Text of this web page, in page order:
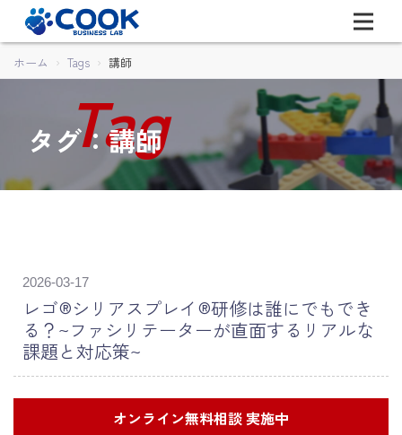
ホーム Tags 講師
タグ：講師
2026-03-17
レゴ®シリアスプレイ®研修は誰にでもでき
る？~ファシリテーターが直面するリアルな
課題と対応策~
オンライン無料相談 実施中